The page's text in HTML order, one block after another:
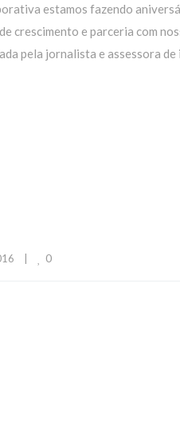
estamos fazendo
crescimento e parceria com
pela jornalista e assessora
0